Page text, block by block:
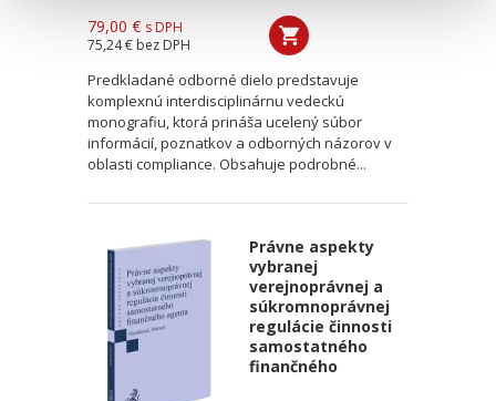
79,00 € s DPH
75,24 € bez DPH
Predkladané odborné dielo predstavuje
komplexnú interdisciplinárnu vedeckú
monografiu, ktorá prináša ucelený súbor
informácií, poznatkov a odborných názorov v
oblasti compliance. Obsahuje podrobné...
Právne aspekty
vybranej
verejnoprávnej a
súkromnoprávnej
regulácie činnosti
samostatného
finančného